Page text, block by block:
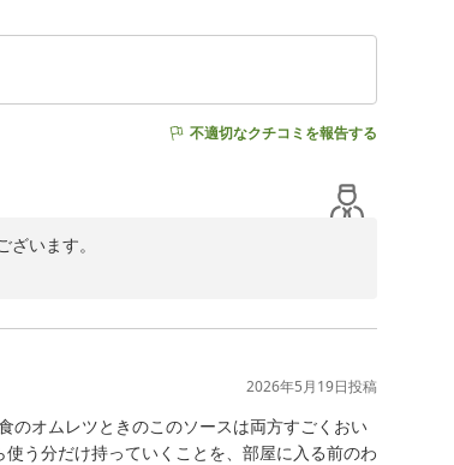
不適切なクチコミを報告する
います。
フ一同幸甚の極みでございます。
す。
ております。
2026年5月19日投稿
のオムレツときのこのソースは両方すごくおい
う分だけ持っていくことを、部屋に入る前のわ